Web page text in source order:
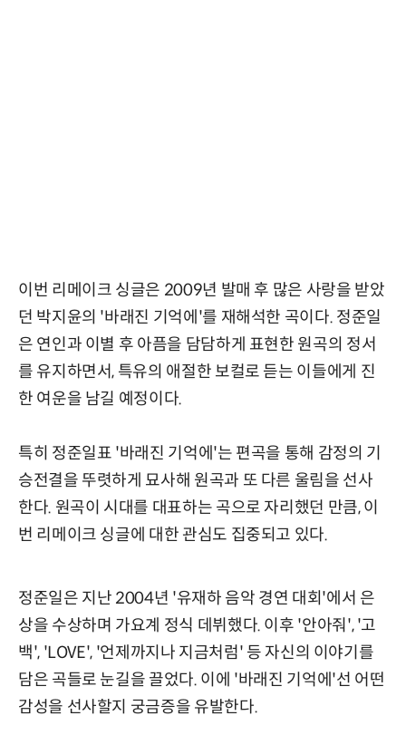
이번 리메이크 싱글은 2009년 발매 후 많은 사랑을 받았
던 박지윤의 '바래진 기억에'를 재해석한 곡이다. 정준일
은 연인과 이별 후 아픔을 담담하게 표현한 원곡의 정서
를 유지하면서, 특유의 애절한 보컬로 듣는 이들에게 진
한 여운을 남길 예정이다.
특히 정준일표 '바래진 기억에'는 편곡을 통해 감정의 기
승전결을 뚜렷하게 묘사해 원곡과 또 다른 울림을 선사
한다. 원곡이 시대를 대표하는 곡으로 자리했던 만큼, 이
번 리메이크 싱글에 대한 관심도 집중되고 있다.
정준일은 지난 2004년 '유재하 음악 경연 대회'에서 은
상을 수상하며 가요계 정식 데뷔했다. 이후 '안아줘', '고
백', 'LOVE', '언제까지나 지금처럼' 등 자신의 이야기를
담은 곡들로 눈길을 끌었다. 이에 '바래진 기억에'선 어떤
감성을 선사할지 궁금증을 유발한다.